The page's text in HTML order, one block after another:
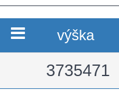
výška
3735471